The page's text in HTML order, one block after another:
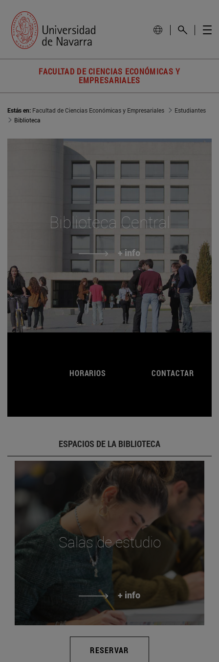
FACULTAD DE CIENCIAS ECONÓMICAS Y
EMPRESARIALES
Estás en: Facultad de Ciencias Económicas y Empresariales
Estudiantes
Biblioteca
Biblioteca Central
+ info
HORARIOS CONTACTAR
ESPACIOS DE LA BIBLIOTECA
Salas de estudio
+ info
RESERVAR